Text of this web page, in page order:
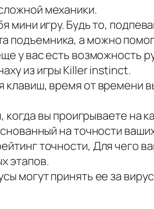
механики.
мини игру. Будь то,
а можно
у вас есть возможность
из игры Killer instinct.
время от времени
вы проигрываете на
на точности
точности, Для чего
этапов.
могут принять ее за